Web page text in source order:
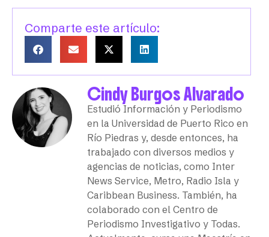
Comparte este artículo:
Cindy Burgos Alvarado
Estudió Información y Periodismo
en la Universidad de Puerto Rico en
Río Piedras y, desde entonces, ha
trabajado con diversos medios y
agencias de noticias, como Inter
News Service, Metro, Radio Isla y
Caribbean Business. También, ha
colaborado con el Centro de
Periodismo Investigativo y Todas.